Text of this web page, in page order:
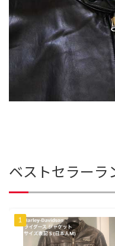
ベストセラーラ